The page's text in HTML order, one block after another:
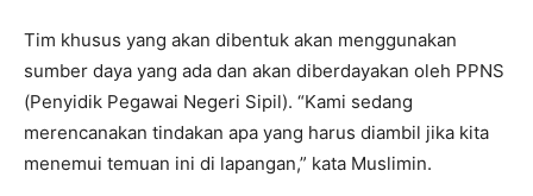
Tim khusus yang akan dibentuk akan menggunakan
sumber daya yang ada dan akan diberdayakan oleh PPNS
(Penyidik Pegawai Negeri Sipil). “Kami sedang
merencanakan tindakan apa yang harus diambil jika kita
menemui temuan ini di lapangan,” kata Muslimin.